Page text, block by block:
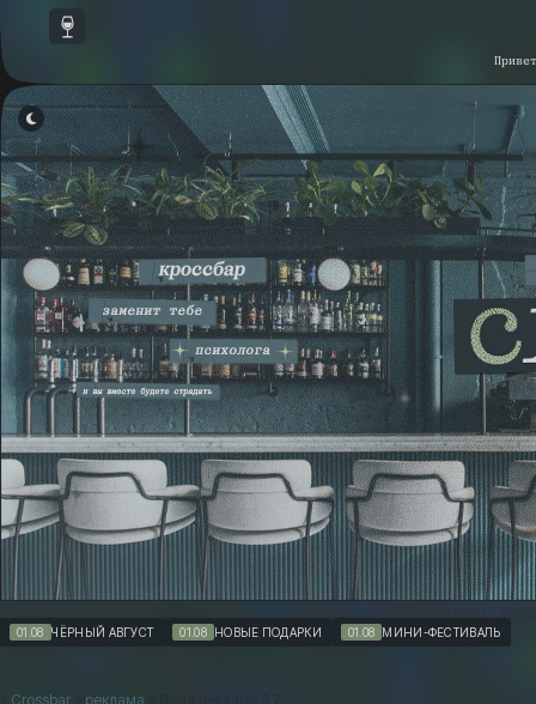
НАСТРОЙКА СКРИПТОВ ▾
КАСТОМНЫЕ СКРИПТЫ ▾
СКРИПТЫ ФОРУМА
ССЫЛКИ В НАВИГАЦИИ ФОРУМА ▾
СОХРАНИТЬ ПО УМОЛЧАНИЮ
форум
01.08 ЧЁРНЫЙ АВГУСТ 01.08 НОВЫЕ ПОДАРКИ 01.08 МИНИ-ФЕСТИВАЛЬ
Crossbar реклама